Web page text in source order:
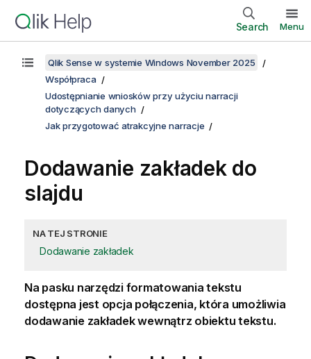
Search Menu
Qlik Sense w systemie Windows November 2025
Współpraca
Udostępnianie wniosków przy użyciu narracji
dotyczących danych
Jak przygotować atrakcyjne narracje
Dodawanie zakładek do
slajdu
NA TEJ STRONIE
Dodawanie zakładek
Na pasku narzędzi formatowania tekstu
dostępna jest opcja połączenia, która umożliwia
dodawanie zakładek wewnątrz obiektu tekstu.